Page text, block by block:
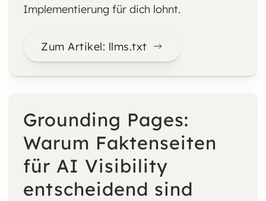
Implementierung für dich lohnt.
Zum Artikel: llms.txt
Grounding Pages:
Warum Faktenseiten
für AI Visibility
entscheidend sind